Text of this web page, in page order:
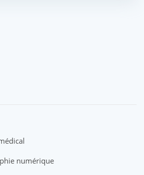
numérique